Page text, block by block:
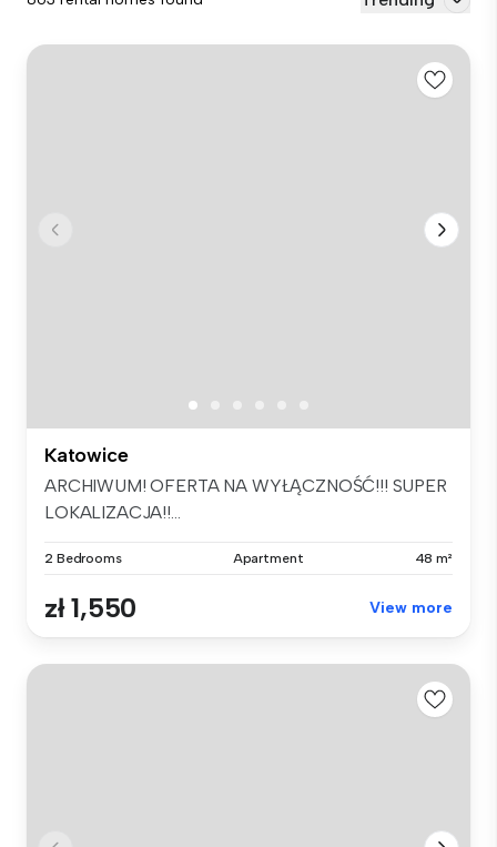
Katowice
ARCHIWUM! OFERTA NA WYŁĄCZNOŚĆ!!! SUPER
LOKALIZACJA!!...
2 Bedrooms Apartment 48 m²
zł 1,550 View more